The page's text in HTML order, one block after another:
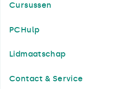
Cursussen
PCHulp
Lidmaatschap
Contact & Service